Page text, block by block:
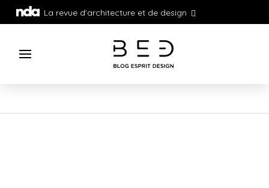
La revue d'architecture et de design